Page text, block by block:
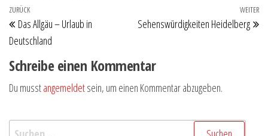
Beitragsnavigation
Vorheriger
Beitrag
ZURÜCK
Das Allgäu – Urlaub in
Deutschland
WEITER
Sehenswürdigkeiten Heidelberg
Schreibe einen Kommentar
Du musstangemeldetsein, um einen Kommentar abzugeben.
Suchen